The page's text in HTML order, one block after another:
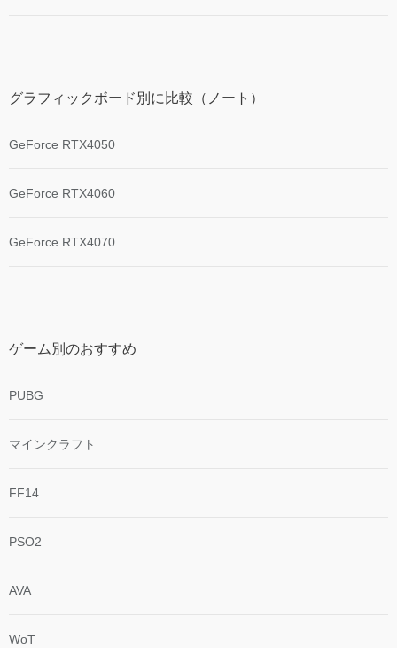
グラフィックボード別に比較（ノート）
GeForce RTX4050
GeForce RTX4060
GeForce RTX4070
ゲーム別のおすすめ
PUBG
マインクラフト
FF14
PSO2
AVA
WoT